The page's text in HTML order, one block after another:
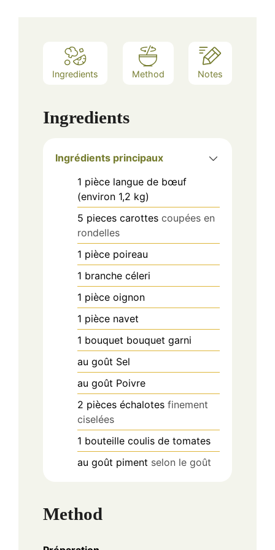
Ingredients Method Notes
Ingredients
Ingrédients principaux
1 pièce langue de bœuf
(environ 1,2 kg)
5 pieces carottes coupées en
rondelles
1 pièce poireau
1 branche céleri
1 pièce oignon
1 pièce navet
1 bouquet bouquet garni
au goût Sel
au goût Poivre
2 pièces échalotes finement
ciselées
1 bouteille coulis de tomates
au goût piment selon le goût
Method